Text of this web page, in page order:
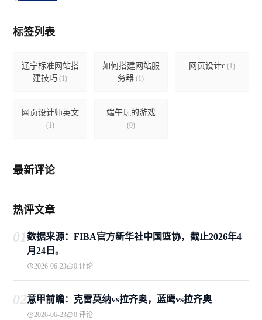
标签列表
辽宁标准网站搭
建技巧 (1)
如何搭建网站服
务器 (1)
网页设计c(1)
网页设计师英文
(1)
端午玩的游戏
(0)
最新评论
热评文章
01数据来源：FIBA官方新华社中国篮协，截止2026年4
月24日。
2026-06-23 0 评论
02意甲前瞻：克雷莫纳vs拉齐奥，蓝鹰vs拉齐奥
2026-06-23 0 评论